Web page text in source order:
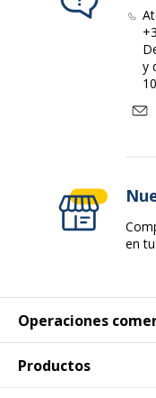
Operaciones
Productos
y
en